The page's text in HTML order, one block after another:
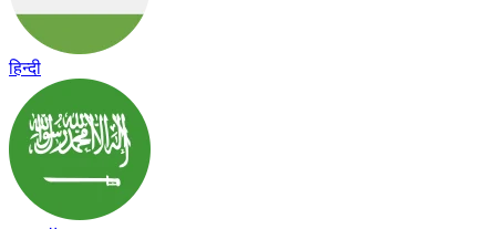
हिन्दी